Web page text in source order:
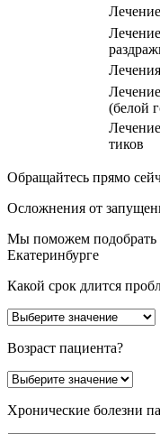
Лечение
(белой
тиков
Обращайтесь прямо
Осложнения от
Мы поможем подобрать
Екатеринбурге
Какой срок длится
Возраст пациента?
Хронические болезни